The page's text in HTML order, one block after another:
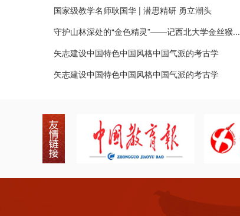
国家级教学名师耿国华 | 潜思精研 勇立潮头
守护山林深处的“金色精灵”——记西北大学金丝猴...
矢志建设中国特色中国风格中国气派的考古学
矢志建设中国特色中国风格中国气派的考古学